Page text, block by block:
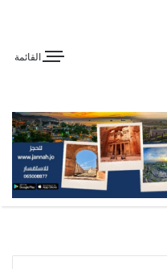
القائمة